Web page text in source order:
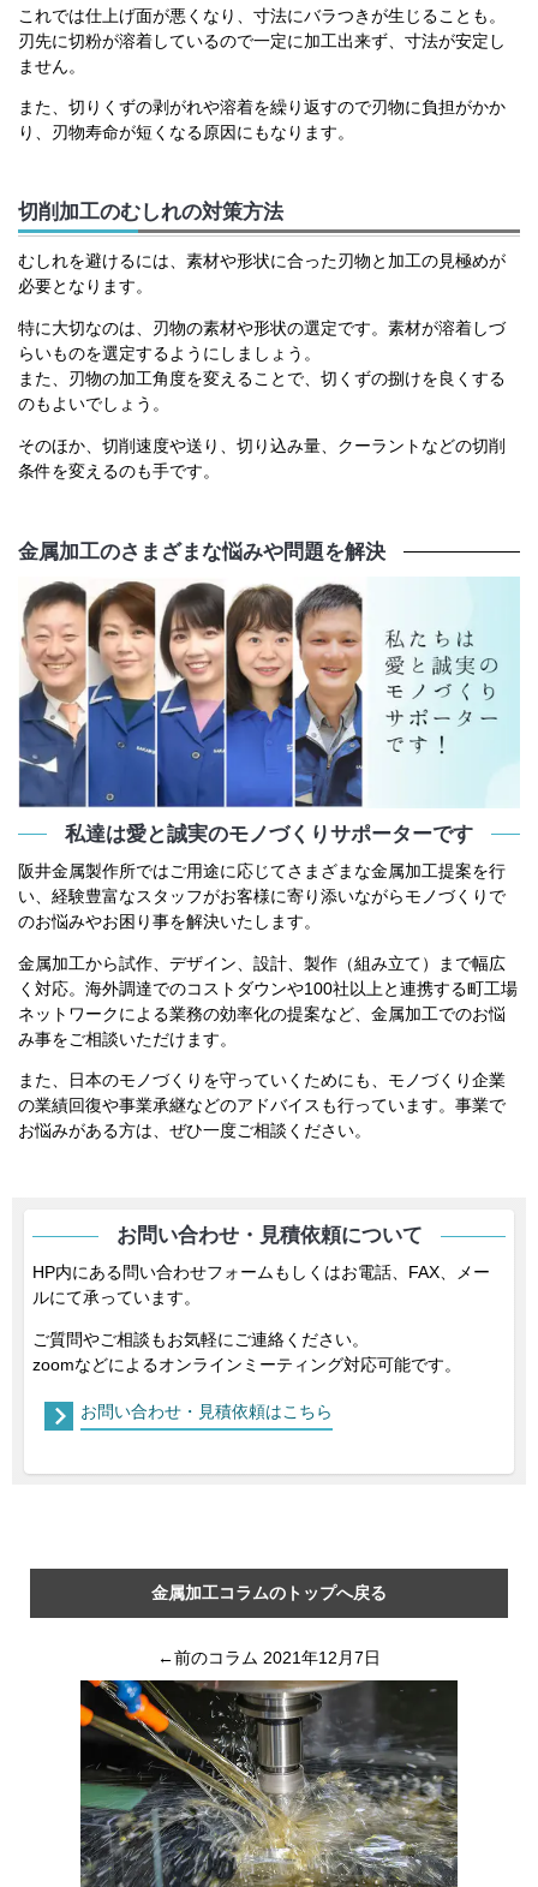
これでは仕上げ面が悪くなり、寸法にバラつきが生じることも。
刃先に切粉が溶着しているので一定に加工出来ず、寸法が安定し
ません。
また、切りくずの剥がれや溶着を繰り返すので刃物に負担がかか
り、刃物寿命が短くなる原因にもなります。
切削加工のむしれの対策方法
むしれを避けるには、素材や形状に合った刃物と加工の見極めが
必要となります。
特に大切なのは、刃物の素材や形状の選定です。素材が溶着しづ
らいものを選定するようにしましょう。
また、刃物の加工角度を変えることで、切くずの捌けを良くする
のもよいでしょう。
そのほか、切削速度や送り、切り込み量、クーラントなどの切削
条件を変えるのも手です。
金属加工のさまざまな悩みや問題を解決
私達は愛と誠実のモノづくりサポーターです
阪井金属製作所ではご用途に応じてさまざまな金属加工提案を行
い、経験豊富なスタッフがお客様に寄り添いながらモノづくりで
のお悩みやお困り事を解決いたします。
金属加工から試作、デザイン、設計、製作（組み立て）まで幅広
く対応。海外調達でのコストダウンや100社以上と連携する町工場
ネットワークによる業務の効率化の提案など、金属加工でのお悩
み事をご相談いただけます。
また、日本のモノづくりを守っていくためにも、モノづくり企業
の業績回復や事業承継などのアドバイスも行っています。事業で
お悩みがある方は、ぜひ一度ご相談ください。
お問い合わせ・見積依頼について
HP内にある問い合わせフォームもしくはお電話、FAX、メー
ルにて承っています。
ご質問やご相談もお気軽にご連絡ください。
zoomなどによるオンラインミーティング対応可能です。
お問い合わせ・見積依頼はこちら
金属加工コラムのトップへ戻る
←前のコラム 2021年12月7日